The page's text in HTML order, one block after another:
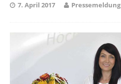
7. April 2017 Pressemeldung